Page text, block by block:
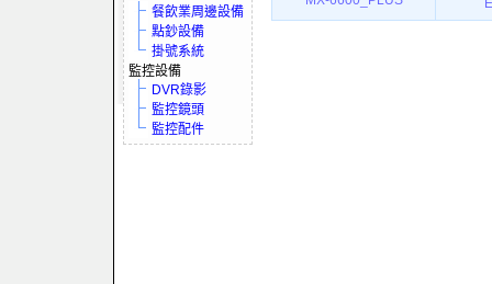
餐飲業周邊設備
點鈔設備
掛號系統
監控設備
DVR錄影
監控鏡頭
監控配件